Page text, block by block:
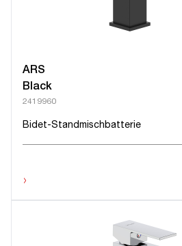
ARS
Black
2419960
Bidet-Standmischbatterie
›